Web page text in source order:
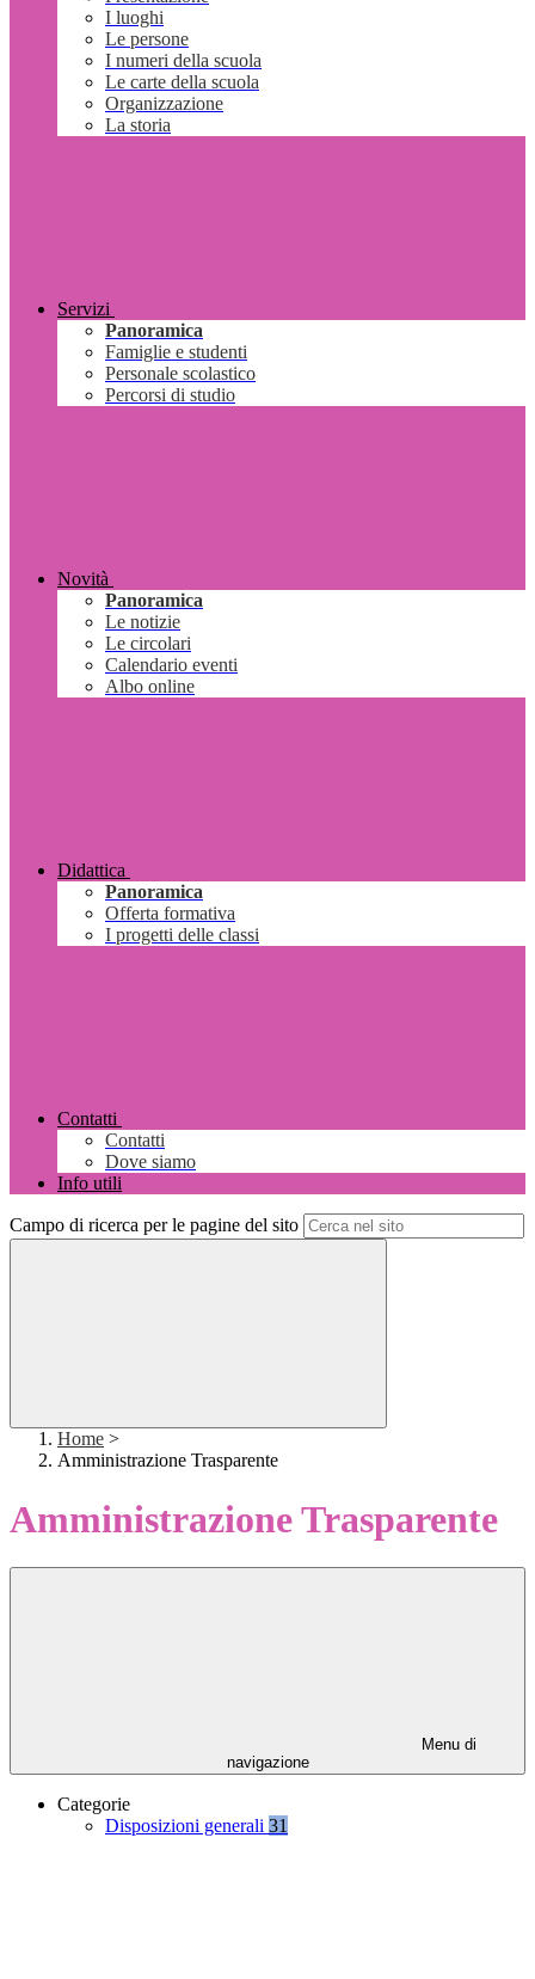
I luoghi
Le persone
I numeri della scuola
Le carte della scuola
Organizzazione
La storia
Servizi
Panoramica
Famiglie e studenti
Personale scolastico
Percorsi di studio
Novità
Panoramica
Le notizie
Le circolari
Calendario eventi
Albo online
Didattica
Panoramica
Offerta formativa
I progetti delle classi
Contatti
Contatti
Dove siamo
Info utili
Campo di ricerca per le pagine del sito
Home >
Amministrazione Trasparente
Amministrazione Trasparente
Menu di
navigazione
Categorie
Disposizioni generali 31